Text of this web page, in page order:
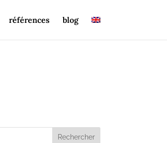
références blog